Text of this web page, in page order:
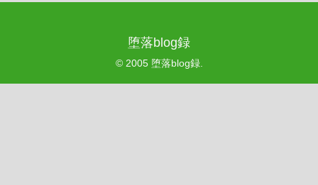
堕落blog録
© 2005 堕落blog録.